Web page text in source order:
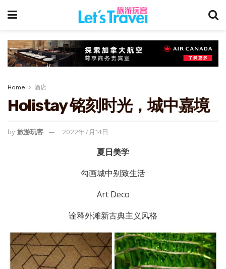
Home 酒店
Holistay 铭刻时光，城中嘉境
by 旅游玩客 2022年7月14日
夏日美学
勾画城中别致生活
Art Deco
诠释外滩新古典主义风格